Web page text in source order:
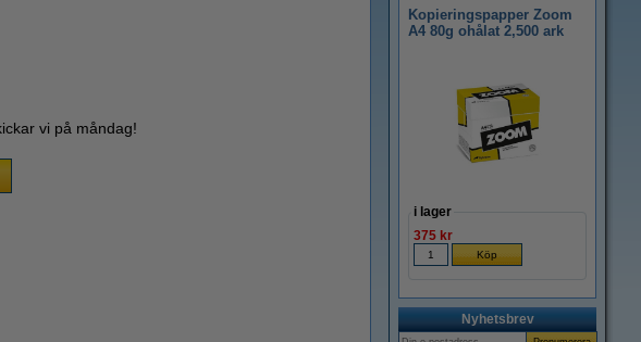
vi på måndag!
Kopieringspapper Zoom
A4 80g ohålat 2,500 ark
i lager
375 kr
Nyhetsbrev